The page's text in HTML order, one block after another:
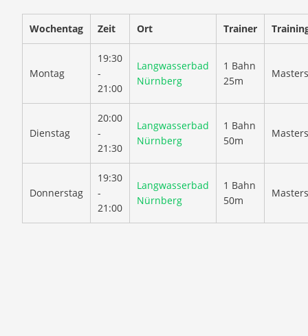
Wochentag Zeit Ort Trainer
Montag
19:30
-
21:00
Langwasserbad
Nürnberg
1 Bahn
25m
Dienstag
20:00
-
21:30
Langwasserbad
Nürnberg
1 Bahn
50m
Donnerstag
19:30
-
21:00
Langwasserbad
Nürnberg
1 Bahn
50m